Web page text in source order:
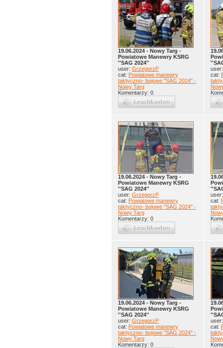
19.06.2024 - Nowy Targ -
Powiatowe Manewry KSRG
''SAG 2024''
user: GrzegorzP
cat: Powiatowe manewry
taktyczno- bojowe ''SAG 2024'' -
Nowy Targ
Komentarzy: 0
cat:
19.06.2024 - Nowy Targ -
Powiatowe Manewry KSRG
''SAG 2024''
user: GrzegorzP
cat: Powiatowe manewry
taktyczno- bojowe ''SAG 2024'' -
Nowy Targ
Komentarzy: 0
cat:
19.06.2024 - Nowy Targ -
Powiatowe Manewry KSRG
''SAG 2024''
user: GrzegorzP
cat: Powiatowe manewry
taktyczno- bojowe ''SAG 2024'' -
Nowy Targ
Komentarzy: 0
cat: